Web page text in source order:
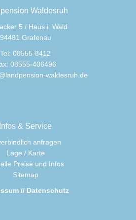
Waldesruh
5 / Haus i. Wald
94481 Grafenau
Tel: 08555-8412
08555-406496
waldesruh.de
Infos & Service
anfragen
Lage / Karte
Preise und Infos
Sitemap
// Datenschutz